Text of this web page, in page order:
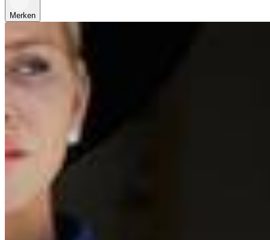
Merken